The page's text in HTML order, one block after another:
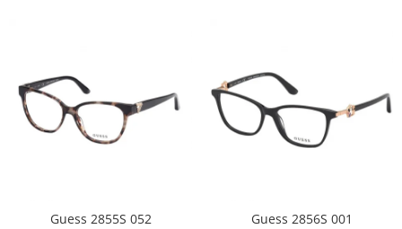
Guess 2855S 052
Guess 2856S 001